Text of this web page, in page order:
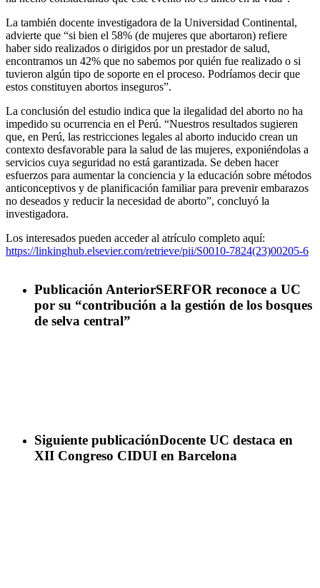
La también docente investigadora de la Universidad Continental,
advierte que “si bien el 58% (de mujeres que abortaron) refiere
haber sido realizados o dirigidos por un prestador de salud,
encontramos un 42% que no sabemos por quién fue realizado o si
tuvieron algún tipo de soporte en el proceso. Podríamos decir que
estos constituyen abortos inseguros”.
La conclusión del estudio indica que la ilegalidad del aborto no ha
impedido su ocurrencia en el Perú. “Nuestros resultados sugieren
que, en Perú, las restricciones legales al aborto inducido crean un
contexto desfavorable para la salud de las mujeres, exponiéndolas a
servicios cuya seguridad no está garantizada. Se deben hacer
esfuerzos para aumentar la conciencia y la educación sobre métodos
anticonceptivos y de planificación familiar para prevenir embarazos
no deseados y reducir la necesidad de aborto”, concluyó la
investigadora.
Los interesados pueden acceder al atrículo completo aquí:
https://linkinghub.elsevier.com/retrieve/pii/S0010-7824(23)00205-6
Publicación AnteriorSERFOR reconoce a UC
por su “contribución a la gestión de los bosques
de selva central”
Siguiente publicaciónDocente UC destaca en
XII Congreso CIDUI en Barcelona